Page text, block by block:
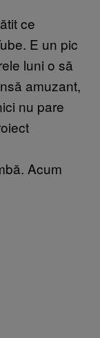
ce
E un pic
luni o să
amuzant,
nu pare
Acum